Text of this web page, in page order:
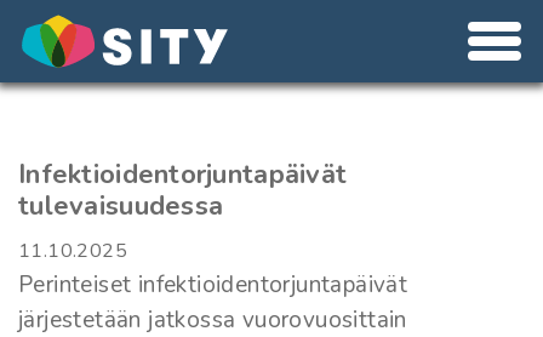
Infektioidentorjuntapäivät
tulevaisuudessa
11.10.2025
Perinteiset infektioidentorjuntapäivät
järjestetään jatkossa vuorovuosittain